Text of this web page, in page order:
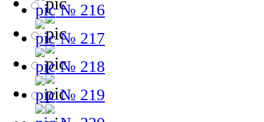
№ 216
№ 217
№ 218
№ 219